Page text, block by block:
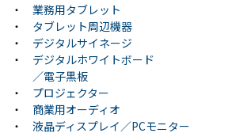
・
業務用タブレット
・
タブレット周辺機器
・
デジタルサイネージ
・
デジタルホワイトボード
／電子黒板
・
プロジェクター
・
商業用オーディオ
・
液晶ディスプレイ／PCモニター